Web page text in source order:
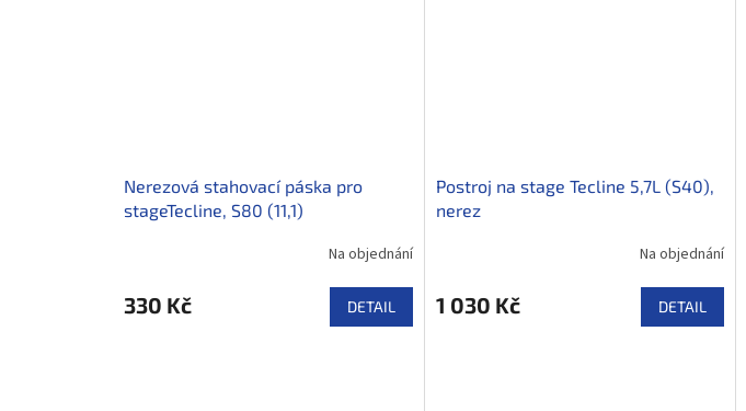
Nerezová stahovací páska pro
stageTecline, S80 (11,1)
Na objednání
330 Kč DETAIL
Postroj na stage Tecline 5,7L (S40),
nerez
Na objednání
1 030 Kč DETAIL